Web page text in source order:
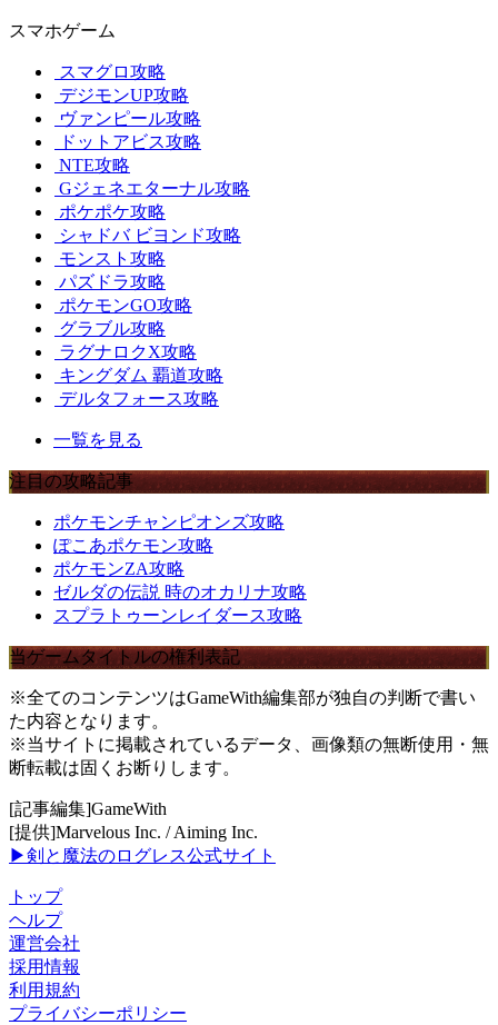
スマホゲーム
スマグロ攻略
デジモンUP攻略
ヴァンピール攻略
ドットアビス攻略
NTE攻略
Gジェネエターナル攻略
ポケポケ攻略
シャドバ ビヨンド攻略
モンスト攻略
パズドラ攻略
ポケモンGO攻略
グラブル攻略
ラグナロクX攻略
キングダム 覇道攻略
デルタフォース攻略
一覧を見る
注目の攻略記事
ポケモンチャンピオンズ攻略
ぽこあポケモン攻略
ポケモンZA攻略
ゼルダの伝説 時のオカリナ攻略
スプラトゥーンレイダース攻略
当ゲームタイトルの権利表記
※全てのコンテンツはGameWith編集部が独自の判断で書い
た内容となります。
※当サイトに掲載されているデータ、画像類の無断使用・無
断転載は固くお断りします。
[記事編集]GameWith
[提供]Marvelous Inc. / Aiming Inc.
▶剣と魔法のログレス公式サイト
トップ
ヘルプ
運営会社
採用情報
利用規約
プライバシーポリシー